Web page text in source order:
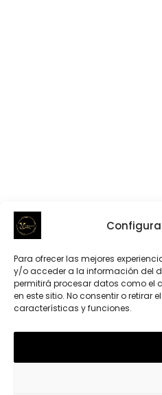
Para ofrecer las mejores
y/o acceder a la información del
permitirá procesar datos como el
en este sitio. No consentir o
características y funciones.